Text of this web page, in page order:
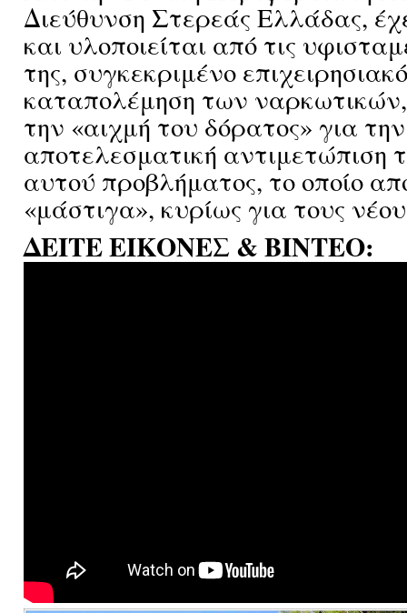
Διεύθυνση Στερεάς Ελλάδας,
και υλοποιείται από τις
της, συγκεκριμένο
καταπολέμηση των
την «αιχμή του δόρατος» για την
αποτελεσματική αντιμετώπιση
αυτού προβλήματος, το οποίο
«μάστιγα», κυρίως για τους
ΔΕΙΤΕ ΕΙΚΟΝΕΣ & ΒΙΝΤΕΟ: